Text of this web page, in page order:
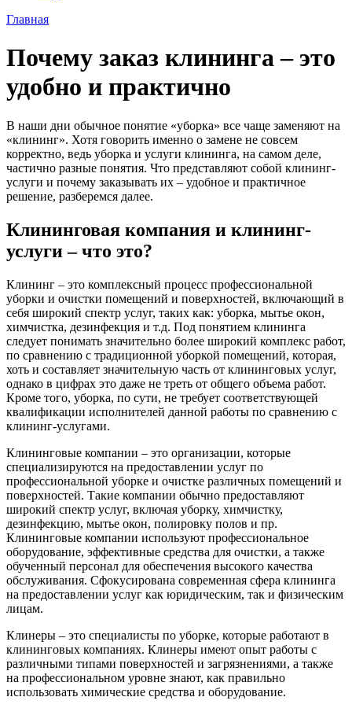
Главная
Почему заказ клининга – это
удобно и практично
В наши дни обычное понятие «уборка» все чаще заменяют на
«клининг». Хотя говорить именно о замене не совсем
корректно, ведь уборка и услуги клининга, на самом деле,
частично разные понятия. Что представляют собой клининг-
услуги и почему заказывать их – удобное и практичное
решение, разберемся далее.
Клининговая компания и клининг-
услуги – что это?
Клининг – это комплексный процесс профессиональной
уборки и очистки помещений и поверхностей, включающий в
себя широкий спектр услуг, таких как: уборка, мытье окон,
химчистка, дезинфекция и т.д. Под понятием клининга
следует понимать значительно более широкий комплекс работ,
по сравнению с традиционной уборкой помещений, которая,
хоть и составляет значительную часть от клининговых услуг,
однако в цифрах это даже не треть от общего объема работ.
Кроме того, уборка, по сути, не требует соответствующей
квалификации исполнителей данной работы по сравнению с
клининг-услугами.
Клининговые компании – это организации, которые
специализируются на предоставлении услуг по
профессиональной уборке и очистке различных помещений и
поверхностей. Такие компании обычно предоставляют
широкий спектр услуг, включая уборку, химчистку,
дезинфекцию, мытье окон, полировку полов и пр.
Клининговые компании используют профессиональное
оборудование, эффективные средства для очистки, а также
обученный персонал для обеспечения высокого качества
обслуживания. Сфокусирована современная сфера клининга
на предоставлении услуг как юридическим, так и физическим
лицам.
Клинеры – это специалисты по уборке, которые работают в
клининговых компаниях. Клинеры имеют опыт работы с
различными типами поверхностей и загрязнениями, а также
на профессиональном уровне знают, как правильно
использовать химические средства и оборудование.